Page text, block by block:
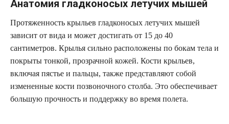
Анатомия гладконосых летучих мышей
Протяженность крыльев гладконосых летучих мышей
зависит от вида и может достигать от 15 до 40
сантиметров. Крылья сильно расположены по бокам тела и
покрыты тонкой, прозрачной кожей. Кости крыльев,
включая пястье и пальцы, также представляют собой
измененные кости позвоночного столба. Это обеспечивает
большую прочность и поддержку во время полета.